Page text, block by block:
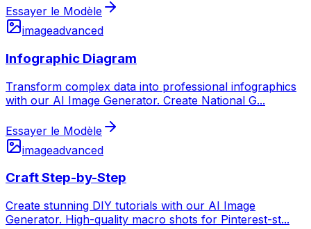
Essayer le Modèle
imageadvanced
Infographic Diagram
Transform complex data into professional infographics
with our AI Image Generator. Create National G...
Essayer le Modèle
imageadvanced
Craft Step-by-Step
Create stunning DIY tutorials with our AI Image
Generator. High-quality macro shots for Pinterest-st...